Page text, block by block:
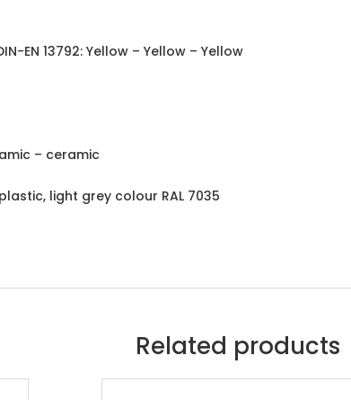
EN 13792: Yellow – Yellow – Yellow
– ceramic
light grey colour RAL 7035
Related products